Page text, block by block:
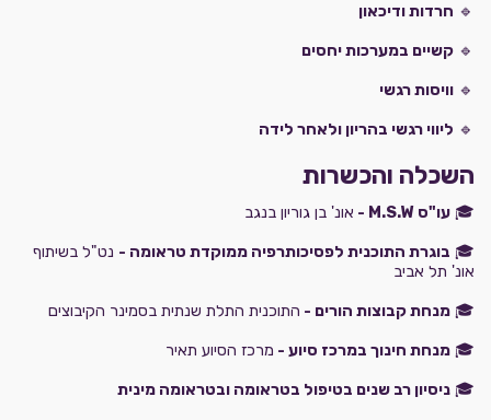
🔹 חרדות ודיכאון
🔹 קשיים במערכות יחסים
🔹 וויסות רגשי
🔹 ליווי רגשי בהריון ולאחר לידה
השכלה והכשרות
🎓 עו"ס M.S.W -
אונ' בן גוריון בנגב
🎓 בוגרת התוכנית לפסיכותרפיה ממוקדת טראומה - נט"ל בשיתוף
אונ' תל אביב
🎓 מנחת קבוצות הורים - התוכנית התלת שנתית בסמינר הקיבוצים
🎓 מנחת חינוך במרכז סיוע - מרכז הסיוע תאיר
🎓 ניסיון רב שנים בטיפול בטראומה ובטראומה מינית